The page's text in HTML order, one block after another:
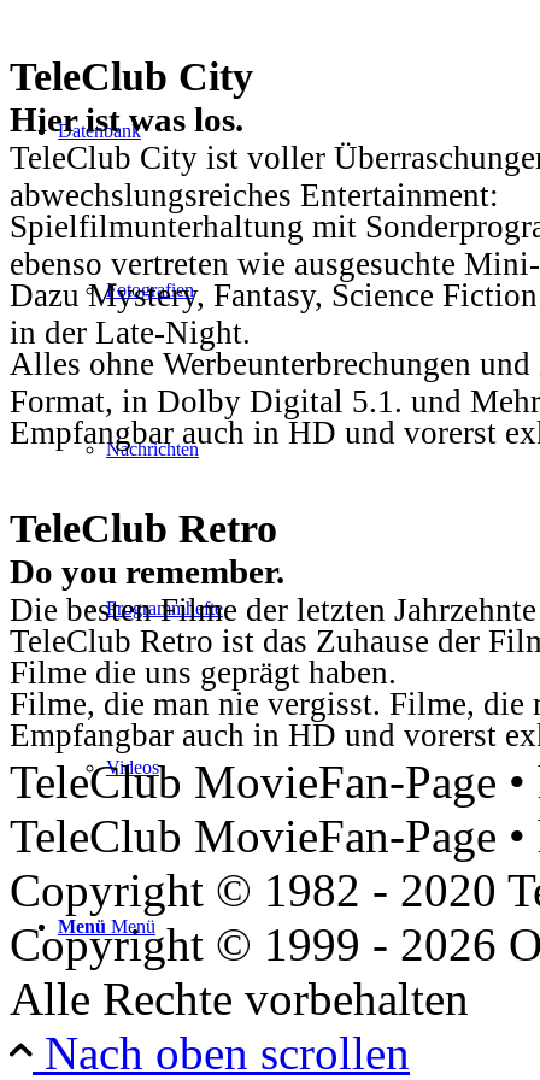
Datenbank
Fotografien
Nachrichten
Programmhefte
Videos
Menü Menü
TeleClub City
Hier ist was los.
TeleClub City ist voller
abwechslungsreiches Entertainment:
Spielfilmunterhaltung mit
ebenso vertreten wie ausgesuchte
Dazu Mystery, Fantasy, Science
in der Late-Night.
Alles ohne Werbeunterbrechungen
Format, in Dolby Digital 5.1. und
Empfangbar auch in HD und vorerst
TeleClub Retro
Do you remember.
Die besten Filme der letzten
TeleClub Retro ist das Zuhause der
Filme die uns geprägt haben.
Filme, die man nie vergisst. Filme, die
Empfangbar auch in HD und vorerst
TeleClub MovieFan-Page
TeleClub MovieFan-Page
Copyright © 1982 - 2020
Copyright © 1999 - 2026
Alle Rechte vorbehalten
Nach oben scrollen